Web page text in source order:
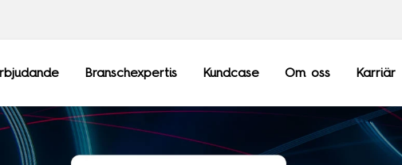
Branschexpertis Kundcase Om oss Karriär